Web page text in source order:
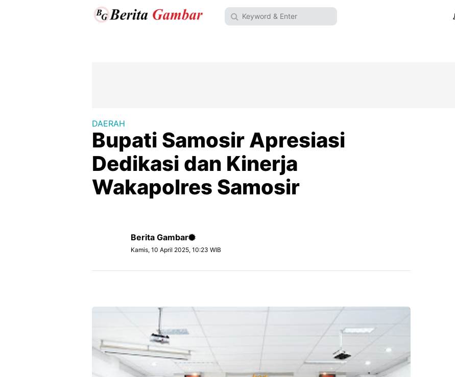
DAERAH
Bupati Samosir Apresiasi
Dedikasi dan Kinerja
Wakapolres Samosir
Berita Gambar
Kamis, 10 April 2025, 10:23 WIB